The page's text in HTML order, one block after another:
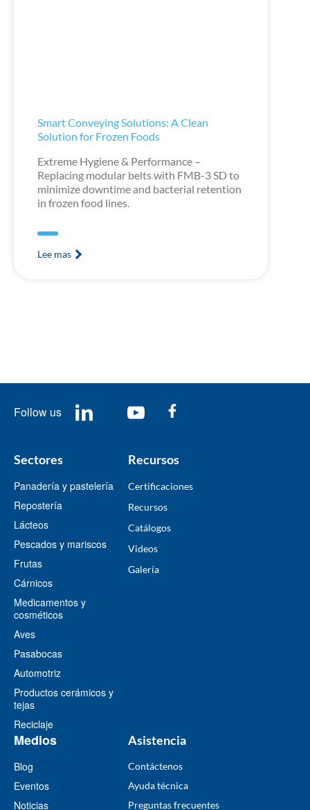
Smart Conveying Solutions: A Clean
Solution for Frozen Foods
Extreme Hygiene & Performance –
Replacing modular belts with FMB-3 SD to
minimize downtime and bacterial retention
in frozen food lines.
Lee mas
Follow us
Sectores
Panadería y pastelería
Repostería
Lácteos
Pescados y mariscos
Frutas
Cárnicos
Medicamentos y
cosméticos
Aves
Pasabocas
Automotriz
Productos cerámicos y
tejas
Reciclaje
Recursos
Certificaciones
Recursos
​Catálogos​
Videos
​Galería
Medios
Blog
Eventos
Noticias
Asistencia
Contáctenos
Ayuda técnica
Preguntas frecuentes